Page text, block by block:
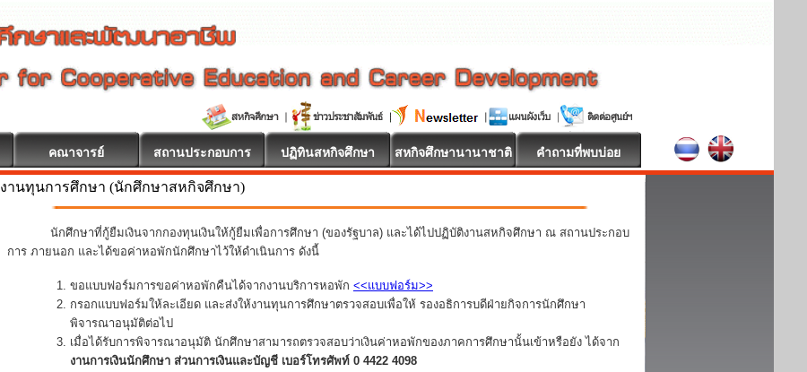
คณาจารย์ สถานประกอบการ ปฏิทินสหกิจศึกษา สหกิจศึกษานานาชาติ คำถามที่พบบ่อย
งานทุนการศึกษา (นักศึกษาสหกิจศึกษา)
นักศึกษาที่กู้ยืมเงินจากกองทุนเงินให้กู้ยืมเพื่อการศึกษา (ของรัฐบาล) และได้ไปปฏิบัติงานสหกิจศึกษา ณ สถานประกอบ
การ ภายนอก และได้ขอค่าหอพักนักศึกษาไว้ให้ดำเนินการ ดังนี้
ขอแบบฟอร์มการขอค่าหอพักคืนได้จากงานบริการหอพัก <<แบบฟอร์ม>>
กรอกแบบฟอร์มให้ละเอียด และส่งให้งานทุนการศึกษาตรวจสอบเพื่อให้ รองอธิการบดีฝ่ายกิจการนักศึกษา
พิจารณาอนุมัติต่อไป
เมื่อได้รับการพิจารณาอนุมัติ นักศึกษาสามารถตรวจสอบว่าเงินค่าหอพักของภาคการศึกษานั้นเข้าหรือยัง ได้จาก
งานการเงินนักศึกษา ส่วนการเงินและบัญชี เบอร์โทรศัพท์ 0 4422 4098